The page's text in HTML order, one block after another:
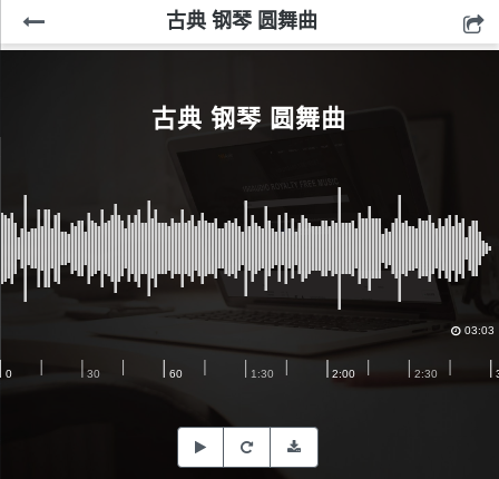
古典 钢琴 圆舞曲
古典 钢琴 圆舞曲
03:03